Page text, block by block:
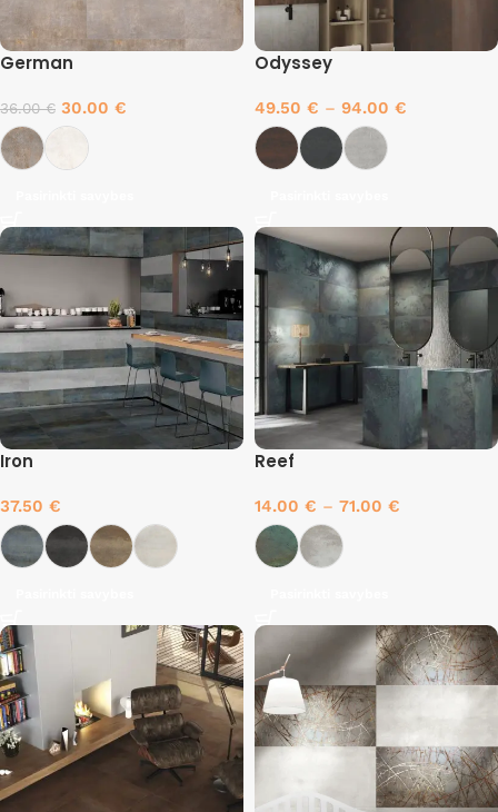
German
36.00€ 30.00 €
Odyssey
49.50 € – 94.00 €
Iron
37.50 €
Reef
14.00 € – 71.00 €